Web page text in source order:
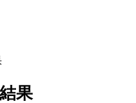
果